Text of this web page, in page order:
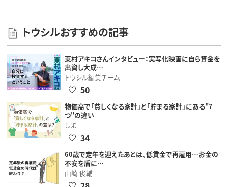
トウシルおすすめの記事
東村アキコさんインタビュー：実写化映画に自ら資金を
出資し大成…
トウシル編集チーム
50
物価高で「貧しくなる家計」と「貯まる家計」にある"7
つ"の違い
しま
34
60歳で定年を迎えたあとは、低賃金で再雇用…お金の
不安を盾に…
山崎 俊輔